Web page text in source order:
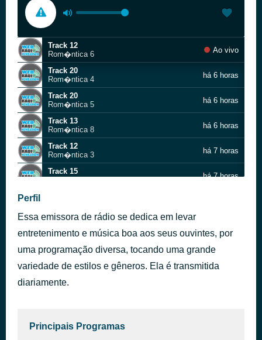
Track 12
Rom�ntica 6
Ao vivo
Track 20
Rom�ntica 4
há 6 horas
Track 20
Rom�ntica 5
há 6 horas
Track 13
Rom�ntica 8
há 6 horas
Track 12
Rom�ntica 3
há 7 horas
Track 15
há 7 horas
Track 3
Rom�ntica 5
Track 14
Rom�ntica 10
há 7 horas
Track 10
Rom�ntica 2
Perfil
Essa emissora de rádio se dedica em levar
entretenimento e música boa aos seus ouvintes, por
uma programação diversa, tocando uma grande
variedade de estilos e gêneros. Ela é transmitida
diariamente.
Principais Programas